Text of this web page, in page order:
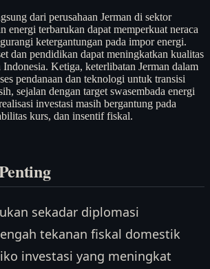
dari perusahaan Jerman di sektor
energi terbarukan dapat memperkuat neraca
ketergantungan pada impor energi.
dan pendidikan dapat meningkatkan kualitas
Indonesia. Ketiga, keterlibatan Jerman dalam
pendanaan dan teknologi untuk transisi
sejalan dengan target swasembada energi
investasi masih bergantung pada
kurs, dan insentif fiskal.
sekadar diplomasi
tekanan fiskal domestik
investasi yang meningkat